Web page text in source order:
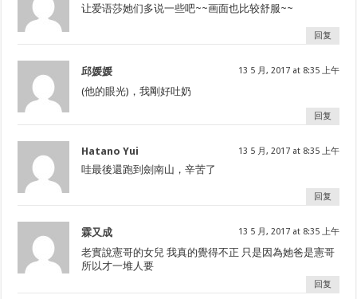
让爱语莎她们多说一些吧~~画面也比较舒服~~
回复
邱媛媛 13 5 月, 2017 at 8:35 上午
(他的眼光)，我剛好吐奶
回复
Hatano Yui 13 5 月, 2017 at 8:35 上午
哇最後還跑到劍南山，辛苦了
回复
霖又成 13 5 月, 2017 at 8:35 上午
老實說憲哥的女兒 我真的覺得不正 只是因為她爸是憲哥
所以才一堆人要
回复